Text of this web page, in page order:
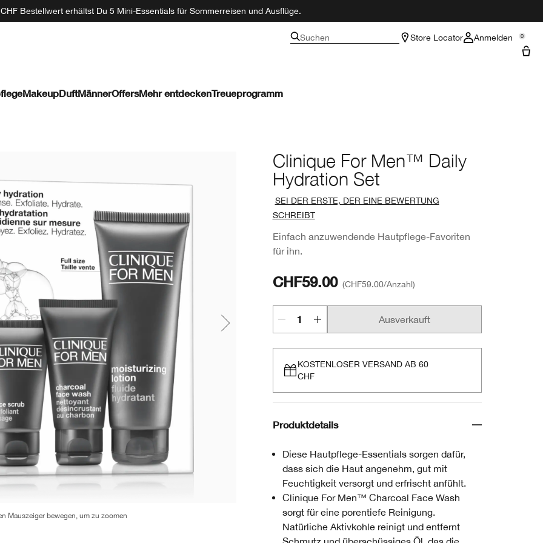
Bestellwert erhältst Du 5 Mini-Essentials für Sommerreisen und Ausflüge.
Suchen Store Locator Anmelden 0
MakeupDuftMännerOffersMehr entdeckenTreueprogramm
Clinique For Men™ Daily
Hydration Set
SEI DER ERSTE, DER EINE BEWERTUNG
SCHREIBT
Einfach anzuwendende Hautpflege-Favoriten
für ihn.
Mauszeiger bewegen, um zu zoomen
CHF59.00 CHF59.00/Anzahl
Ausverkauft
KOSTENLOSER VERSAND AB 60
CHF
Produktdetails
Diese Hautpflege-Essentials sorgen dafür,
dass sich die Haut angenehm, gut mit
Feuchtigkeit versorgt und erfrischt anfühlt.
Clinique For Men™ Charcoal Face Wash
sorgt für eine porentiefe Reinigung.
Natürliche Aktivkohle reinigt und entfernt